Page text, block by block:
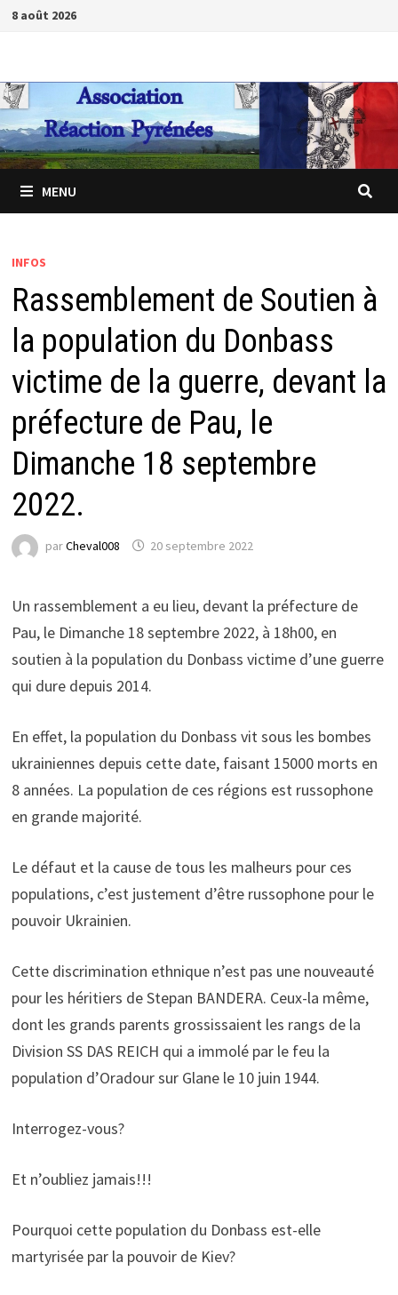
Passer
8 août 2026
MENU
INFOS
Rassemblement de Soutien à
la population du Donbass
victime de la guerre, devant la
préfecture de Pau, le
Dimanche 18 septembre
2022.
parCheval008 20 septembre 2022
Un rassemblement a eu lieu, devant la préfecture de
Pau, le Dimanche 18 septembre 2022, à 18h00, en
soutien à la population du Donbass victime d’une guerre
qui dure depuis 2014.
En effet, la population du Donbass vit sous les bombes
ukrainiennes depuis cette date, faisant 15000 morts en
8 années. La population de ces régions est russophone
en grande majorité.
Le défaut et la cause de tous les malheurs pour ces
populations, c’est justement d’être russophone pour le
pouvoir Ukrainien.
Cette discrimination ethnique n’est pas une nouveauté
pour les héritiers de Stepan BANDERA. Ceux-la même,
dont les grands parents grossissaient les rangs de la
Division SS DAS REICH qui a immolé par le feu la
population d’Oradour sur Glane le 10 juin 1944.
Interrogez-vous?
Et n’oubliez jamais!!!
Pourquoi cette population du Donbass est-elle
martyrisée par la pouvoir de Kiev?